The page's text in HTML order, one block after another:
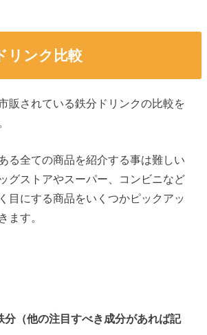
リンク比較
販されている鉄分ドリンクの比較を
る全ての商品を紹介する事は難しい
グストアやスーパー、コンビニなど
目にする商品をいくつかピックアッ
ます。
分（他の注目すべき成分があれば記